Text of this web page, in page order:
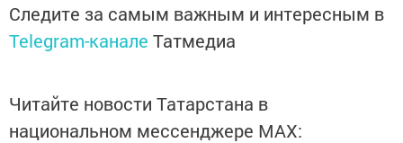
Следите за самым важным и интересным в
Telegram-канале Татмедиа
Читайте новости Татарстана в
национальном мессенджере MАХ: